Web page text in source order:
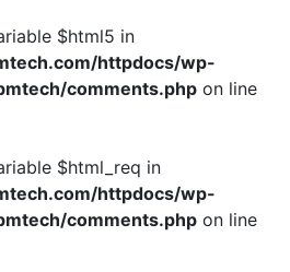
$html5 in
httpdocs/wp-
comments.php on line
$html_req in
httpdocs/wp-
comments.php on line